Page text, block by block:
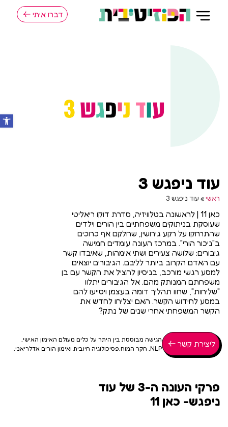
דברו איתי
עוד ניפגש 3
ראשי» עוד ניפגש 3
כאן 11 | לראשונה בטלוויזיה, סדרת דוקו ריאליטי
שעוסקת בניתוקים משפחתיים בין הורים וילדים
שהתרחקו על רקע גירושין, שחלקם אף כרוכים
ב"ניכור הורי". במרכז העונה עומדים חמישה
גיבורים: שלושה צעירים ושתי אימהות, שאיבדו קשר
עם האדם הקרוב ביותר לליבם. הגיבורים יוצאים
למסע רגשי מורכב, בניסיון להציל את הקשר עם בן
משפחתם המנותק מהם. אל הגיבורים יתלוו
"שליחות", שחוו תהליך דומה בעצמן ויסייעו להם
במסע לחידוש הקשר. האם יצליחו לחדש את
הקשר המשפחתי אחרי שנים של נתק?
ליצירת קשר
הגישה מבוססת בין היתר על כלים מעולם האימון האישי,
NLP, חקר המוח,פסיכולוגיה חיובית ואימון הורים אדלריאני.
פרקי העונה ה-3 של עוד
ניפגש- כאן 11